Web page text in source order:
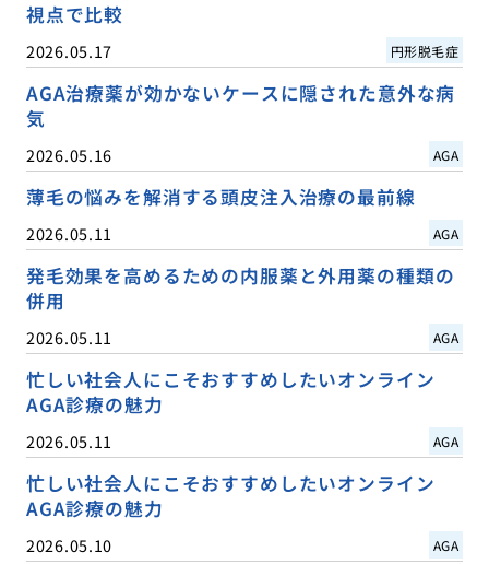
視点で比較
2026.05.17 円形脱毛症
AGA治療薬が効かないケースに隠された意外な病
気
2026.05.16 AGA
薄毛の悩みを解消する頭皮注入治療の最前線
2026.05.11 AGA
発毛効果を高めるための内服薬と外用薬の種類の
併用
2026.05.11 AGA
忙しい社会人にこそおすすめしたいオンライン
AGA診療の魅力
2026.05.11 AGA
忙しい社会人にこそおすすめしたいオンライン
AGA診療の魅力
2026.05.10 AGA